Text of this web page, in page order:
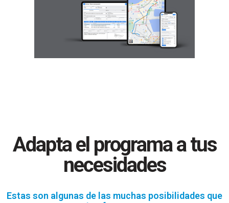
Adapta el programa a tus
necesidades
Estas son algunas de las muchas posibilidades que